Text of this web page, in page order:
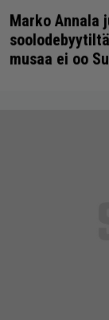
Marko Annala
musaa ei oo